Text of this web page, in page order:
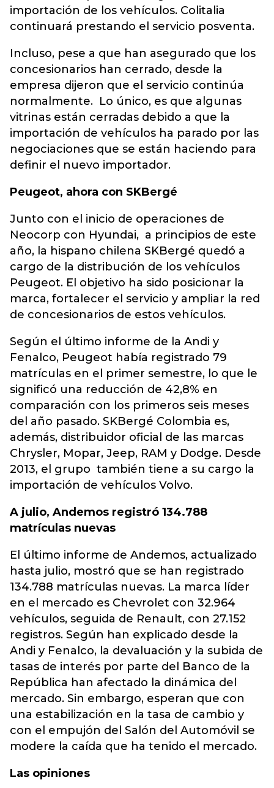
importación de los vehículos. Colitalia
continuará prestando el servicio posventa.
Incluso, pese a que han asegurado que los
concesionarios han cerrado, desde la
empresa dijeron que el servicio continúa
normalmente. Lo único, es que algunas
vitrinas están cerradas debido a que la
importación de vehículos ha parado por las
negociaciones que se están haciendo para
definir el nuevo importador.
Peugeot, ahora con SKBergé
Junto con el inicio de operaciones de
Neocorp con Hyundai, a principios de este
año, la hispano chilena SKBergé quedó a
cargo de la distribución de los vehículos
Peugeot. El objetivo ha sido posicionar la
marca, fortalecer el servicio y ampliar la red
de concesionarios de estos vehículos.
Según el último informe de la Andi y
Fenalco, Peugeot había registrado 79
matrículas en el primer semestre, lo que le
significó una reducción de 42,8% en
comparación con los primeros seis meses
del año pasado. SKBergé Colombia es,
además, distribuidor oficial de las marcas
Chrysler, Mopar, Jeep, RAM y Dodge. Desde
2013, el grupo también tiene a su cargo la
importación de vehículos Volvo.
A julio, Andemos registró 134.788
matrículas nuevas
El último informe de Andemos, actualizado
hasta julio, mostró que se han registrado
134.788 matrículas nuevas. La marca líder
en el mercado es Chevrolet con 32.964
vehículos, seguida de Renault, con 27.152
registros. Según han explicado desde la
Andi y Fenalco, la devaluación y la subida de
tasas de interés por parte del Banco de la
República han afectado la dinámica del
mercado. Sin embargo, esperan que con
una estabilización en la tasa de cambio y
con el empujón del Salón del Automóvil se
modere la caída que ha tenido el mercado.
Las opiniones